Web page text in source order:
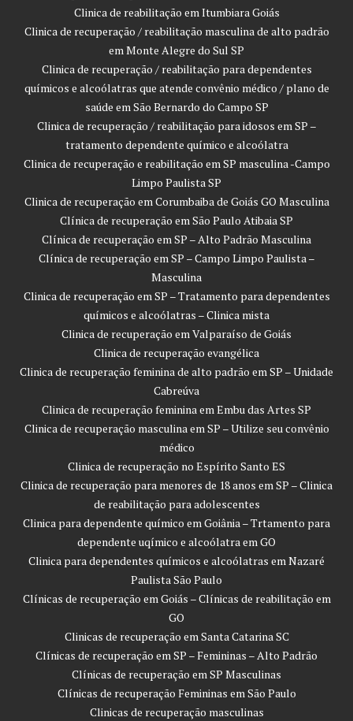
Clinica de reabilitação em Itumbiara Goiás
Clinica de recuperação / reabilitação masculina de alto padrão
em Monte Alegre do Sul SP
Clinica de recuperação / reabilitação para dependentes
químicos e alcoólatras que atende convênio médico / plano de
saúde em São Bernardo do Campo SP
Clinica de recuperação / reabilitação para idosos em SP –
tratamento dependente químico e alcoólatra
Clinica de recuperação e reabilitação em SP masculina -Campo
Limpo Paulista SP
Clinica de recuperação em Corumbaiba de Goiás GO Masculina
Clínica de recuperação em São Paulo Atibaia SP
Clínica de recuperação em SP – Alto Padrão Masculina
Clínica de recuperação em SP – Campo Limpo Paulista –
Masculina
Clinica de recuperação em SP – Tratamento para dependentes
químicos e alcoólatras – Clinica mista
Clinica de recuperação em Valparaíso de Goiás
Clinica de recuperação evangélica
Clinica de recuperação feminina de alto padrão em SP – Unidade
Cabreúva
Clinica de recuperação feminina em Embu das Artes SP
Clinica de recuperação masculina em SP – Utilize seu convênio
médico
Clinica de recuperação no Espírito Santo ES
Clinica de recuperação para menores de 18 anos em SP – Clinica
de reabilitação para adolescentes
Clinica para dependente químico em Goiânia – Trtamento para
dependente uqímico e alcoólatra em GO
Clinica para dependentes químicos e alcoólatras em Nazaré
Paulista São Paulo
Clínicas de recuperação em Goiás – Clínicas de reabilitação em
GO
Clinicas de recuperação em Santa Catarina SC
Clínicas de recuperação em SP – Femininas – Alto Padrão
Clínicas de recuperação em SP Masculinas
Clínicas de recuperação Femininas em São Paulo
Clinicas de recuperação masculinas